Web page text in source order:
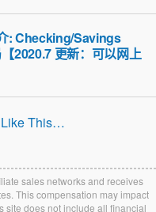
: Checking/Savings
2020.7 更新：可以网上
Like This…
sales networks and receives
This compensation may impact
site does not include all financial